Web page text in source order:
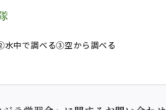
中で調べる③空から調べる